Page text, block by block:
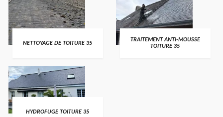
NETTOYAGE DE TOITURE 35
TRAITEMENT ANTI-MOUSSE
TOITURE 35
HYDROFUGE TOITURE 35